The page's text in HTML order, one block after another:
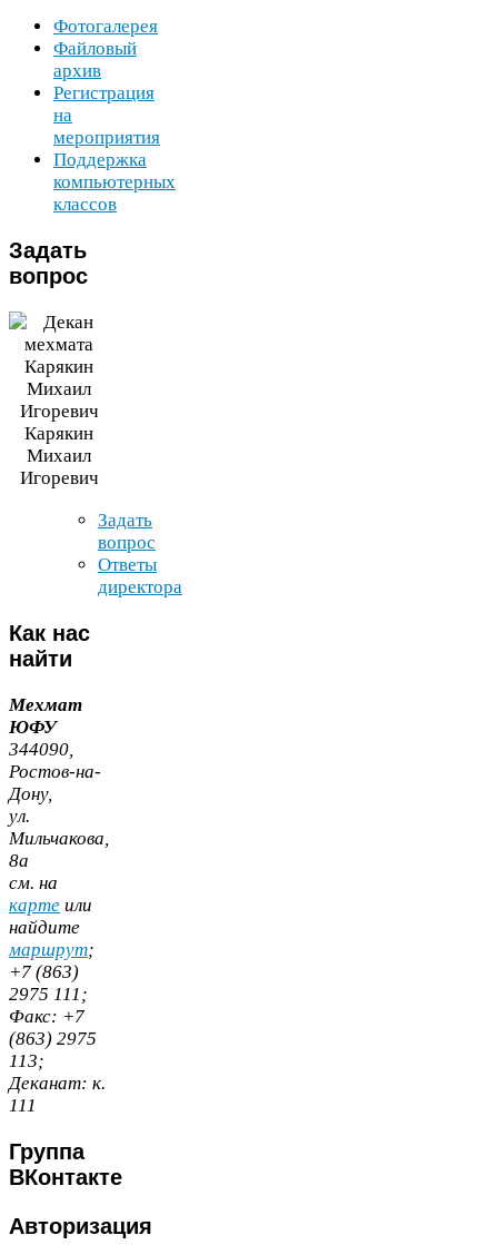
Фотогалерея
Файловый
архив
Регистрация
на
мероприятия
Поддержка
компьютерных
классов
Задать
вопрос
Карякин
Михаил
Игоревич
Задать
вопрос
Ответы
директора
Как нас
найти
Мехмат
ЮФУ
344090,
Ростов-​на-​
Дону,
ул.
Мильчакова,
8а
cм. на
карте или
найдите
маршрут;
+7 (863)
2975 111;
Факс: +7
(863) 2975
113;
Деканат: к.
111
Группа
ВКонтакте
Авторизация